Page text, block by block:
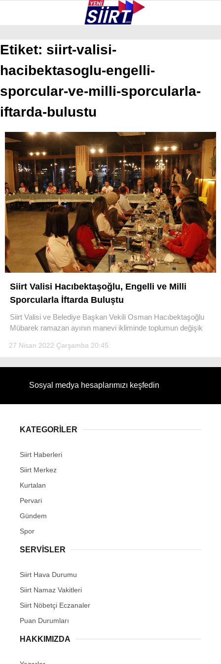
Facebook
GALERİ VİDEO YAZARLAR
PERVARI
ŞIRVAN
TILLO
GÜNDEM
NÖBETÇI ECZANELER
Etiket: siirt-valisi-
hacibektasoglu-engelli-
sporcular-ve-milli-sporcularla-
iftarda-bulustu
Siirt Valisi Hacıbektaşoğlu, Engelli ve Milli
Sporcularla İftarda Buluştu
Siirt Valisi ve Belediye Başkan Vekili Osman Hacıbektaşoğlu
Mübarek ramazan ayının manevi ikliminde toplumun değişik
27 Nisan 2022 Çarşamba 20:45
Sosyal medya hesaplarımızı keşfedin
KATEGORİLER
Siirt Haberleri
Siirt Merkez
Kurtalan
Pervari
Gündem
Spor
SERVİSLER
Siirt Hava Durumu
Siirt Namaz Vakitleri
Siirt Nöbetçi Eczanaler
Puan Durumları
HAKKIMIZDA